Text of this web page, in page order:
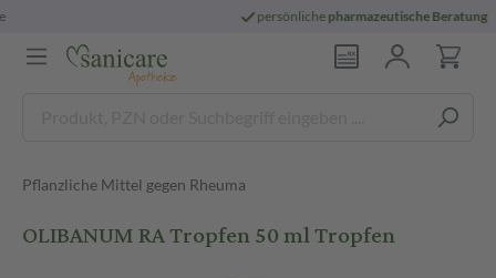
pharmazeutische Beratung
Pflanzliche Mittel gegen Rheuma
OLIBANUM RA Tropfen 50 ml Tropfen